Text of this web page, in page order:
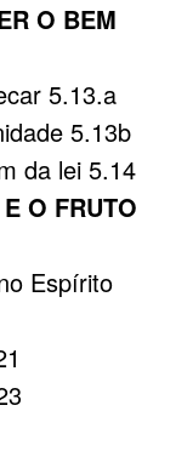
O BEM
5.13.a
5.13b
da lei 5.14
O FRUTO
Espírito